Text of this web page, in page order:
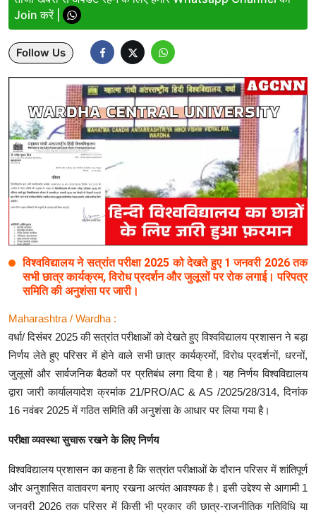
Lifestyle
Health
Development
Career
Literature
Tour & Travel
History Speaks
About Us
Contact Us
Join करें |
Follow Us
विश्वविद्यालय ने सत्रांत परीक्षा 2025 को देखते हुए 1 जनवरी 2026 तक
सभी छात्र कार्यक्रम, विरोध प्रदर्शन और जुलूसों पर रोक लगाई। परिपत्र
समिति की अनुशंसा पर जारी।
Maharashtra / Wardha :
वर्धा/ दिसंबर 2025 की सत्रांत परीक्षाओं को देखते हुए विश्वविद्यालय प्रशासन ने बड़ा
निर्णय लेते हुए परिसर में होने वाले सभी छात्र कार्यक्रमों, विरोध प्रदर्शनों, धरनों,
जुलूसों और सार्वजनिक बैठकों पर प्रतिबंध लगा दिया है। यह निर्णय विश्वविद्यालय
द्वारा जारी कार्यालयादेश क्रमांक 21/PRO/AC & AS /2025/28/314, दिनांक
16 नवंबर 2025 में गठित समिति की अनुशंसा के आधार पर लिया गया है।
परीक्षा व्यवस्था सुचारू रखने के लिए निर्णय
विश्वविद्यालय प्रशासन का कहना है कि सत्रांत परीक्षाओं के दौरान परिसर में शांतिपूर्ण
और अनुशासित वातावरण बनाए रखना अत्यंत आवश्यक है। इसी उद्देश्य से आगामी 1
जनवरी 2026 तक परिसर में किसी भी प्रकार की छात्र-राजनीतिक गतिविधि या